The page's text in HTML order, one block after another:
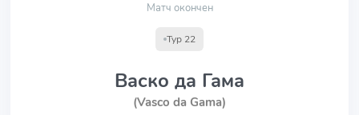
Матч окончен
Тур 22
Васко да Гама
(Vasco da Gama)